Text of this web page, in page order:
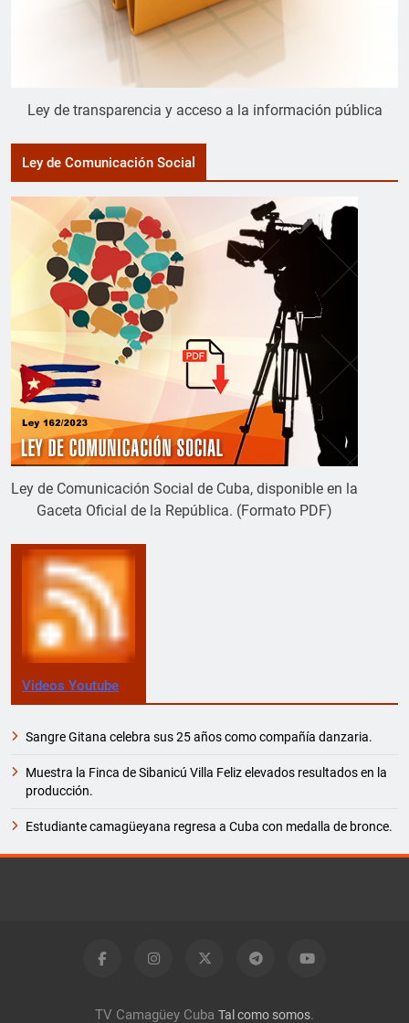
Ley de transparencia y acceso a la información pública
Ley de Comunicación Social
Ley de Comunicación Social de Cuba, disponible en la
Gaceta Oficial de la República. (Formato PDF)
Videos Youtube
Sangre Gitana celebra sus 25 años como compañía danzaria.
Muestra la Finca de Sibanicú Villa Feliz elevados resultados en la
producción.
Estudiante camagüeyana regresa a Cuba con medalla de bronce.
TV Camagüey Cuba Tal como somos.